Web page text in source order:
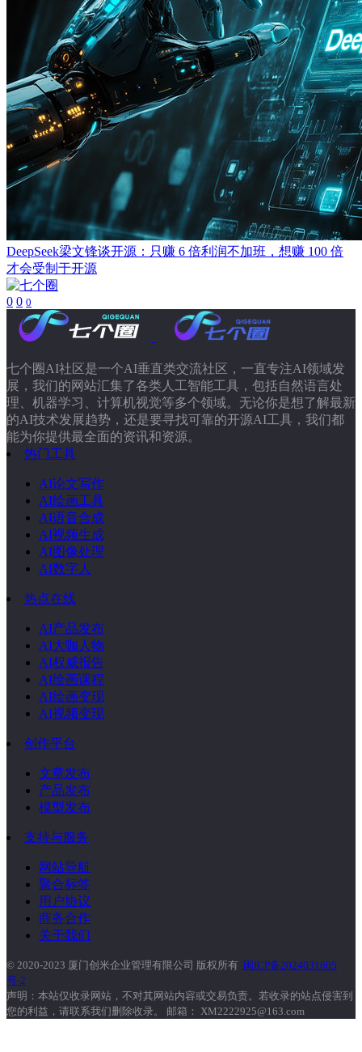
DeepSeek梁文锋谈开源：只赚 6 倍利润不加班，想赚 100 倍
才会受制于开源
0 0 0
七个圈AI社区是一个AI垂直类交流社区，一直专注AI领域发
展，我们的网站汇集了各类人工智能工具，包括自然语言处
理、机器学习、计算机视觉等多个领域。无论你是想了解最新
的AI技术发展趋势，还是要寻找可靠的开源AI工具，我们都
能为你提供最全面的资讯和资源。
热门工具
AI论文写作
AI绘画工具
AI语音合成
AI视频生成
AI图像处理
AI数字人
热点在线
AI产品发布
AI大咖人物
AI权威报告
AI绘画课程
AI绘画变现
AI视频变现
创作平台
文章发布
产品发布
模型发布
支持与服务
网站导航
聚合标签
用户协议
商务合作
关于我们
© 2020-2023 厦门创米企业管理有限公司 版权所有 闽ICP备2024031605
号-2
声明：本站仅收录网站，不对其网站内容或交易负责。若收录的站点侵害到
您的利益，请联系我们删除收录。 邮箱： XM2222925@163.com